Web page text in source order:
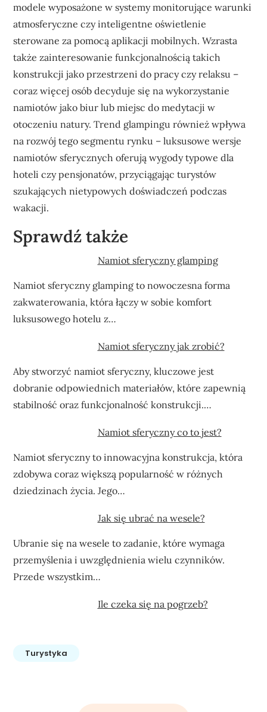
modele wyposażone w systemy monitorujące warunki
atmosferyczne czy inteligentne oświetlenie
sterowane za pomocą aplikacji mobilnych. Wzrasta
także zainteresowanie funkcjonalnością takich
konstrukcji jako przestrzeni do pracy czy relaksu –
coraz więcej osób decyduje się na wykorzystanie
namiotów jako biur lub miejsc do medytacji w
otoczeniu natury. Trend glampingu również wpływa
na rozwój tego segmentu rynku – luksusowe wersje
namiotów sferycznych oferują wygody typowe dla
hoteli czy pensjonatów, przyciągając turystów
szukających nietypowych doświadczeń podczas
wakacji.
Sprawdź także
Namiot sferyczny glamping
Namiot sferyczny glamping to nowoczesna forma
zakwaterowania, która łączy w sobie komfort
luksusowego hotelu z…
Namiot sferyczny jak zrobić?
Aby stworzyć namiot sferyczny, kluczowe jest
dobranie odpowiednich materiałów, które zapewnią
stabilność oraz funkcjonalność konstrukcji.…
Namiot sferyczny co to jest?
Namiot sferyczny to innowacyjna konstrukcja, która
zdobywa coraz większą popularność w różnych
dziedzinach życia. Jego…
Jak się ubrać na wesele?
Ubranie się na wesele to zadanie, które wymaga
przemyślenia i uwzględnienia wielu czynników.
Przede wszystkim…
Ile czeka się na pogrzeb?
Turystyka